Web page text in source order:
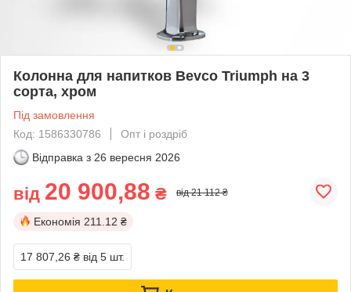
Колонна для напитков Bevco Triumph на 3
сорта, хром
Під замовлення
Код: 1586330786
Опт і роздріб
Відправка з 26 вересня 2026
від 20 900,88 ₴ від 21 112 ₴
Економія 211.12 ₴
17 807,26 ₴ від 5 шт.